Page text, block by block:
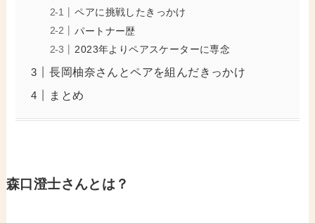
ペアに挑戦したきっかけ
パートナー歴
2023年よりペアスケーターに専念
長岡柚奈さんとペアを組んだきっかけ
まとめ
森口澄士さんとは？